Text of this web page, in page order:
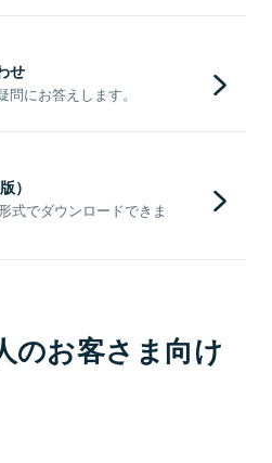
せ
にお答えします。
）
式でダウンロードできま
のお客さま向け